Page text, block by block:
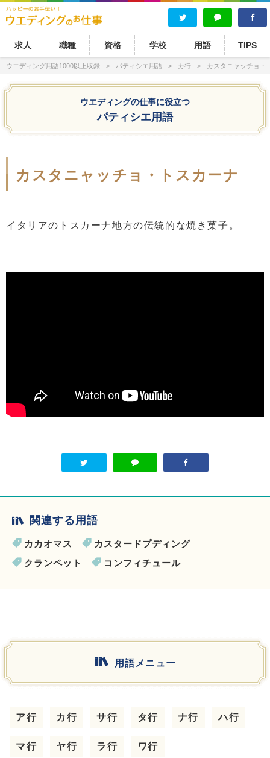
求人 職種 資格 学校 用語 TIPS
ウエディング用語1000以上収録 パティシエ用語 カ行 カスタニャッチョ・
ウエディングの仕事に役立つ
パティシエ用語
カスタニャッチョ・トスカーナ
イタリアのトスカーナ地方の伝統的な焼き菓子。
関連する用語
カカオマス
カスタードプディング
クランペット
コンフィチュール
用語メニュー
ア行 カ行 サ行 タ行 ナ行 ハ行
マ行 ヤ行 ラ行 ワ行